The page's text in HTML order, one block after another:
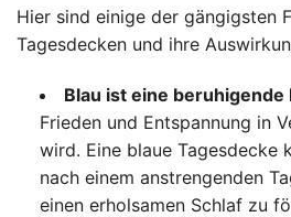
Hier sind einige der gängigsten
Tagesdecken und ihre
Blau ist eine beruhigende
Frieden und Entspannung in
wird. Eine blaue Tagesdecke
nach einem anstrengenden
einen erholsamen Schlaf zu